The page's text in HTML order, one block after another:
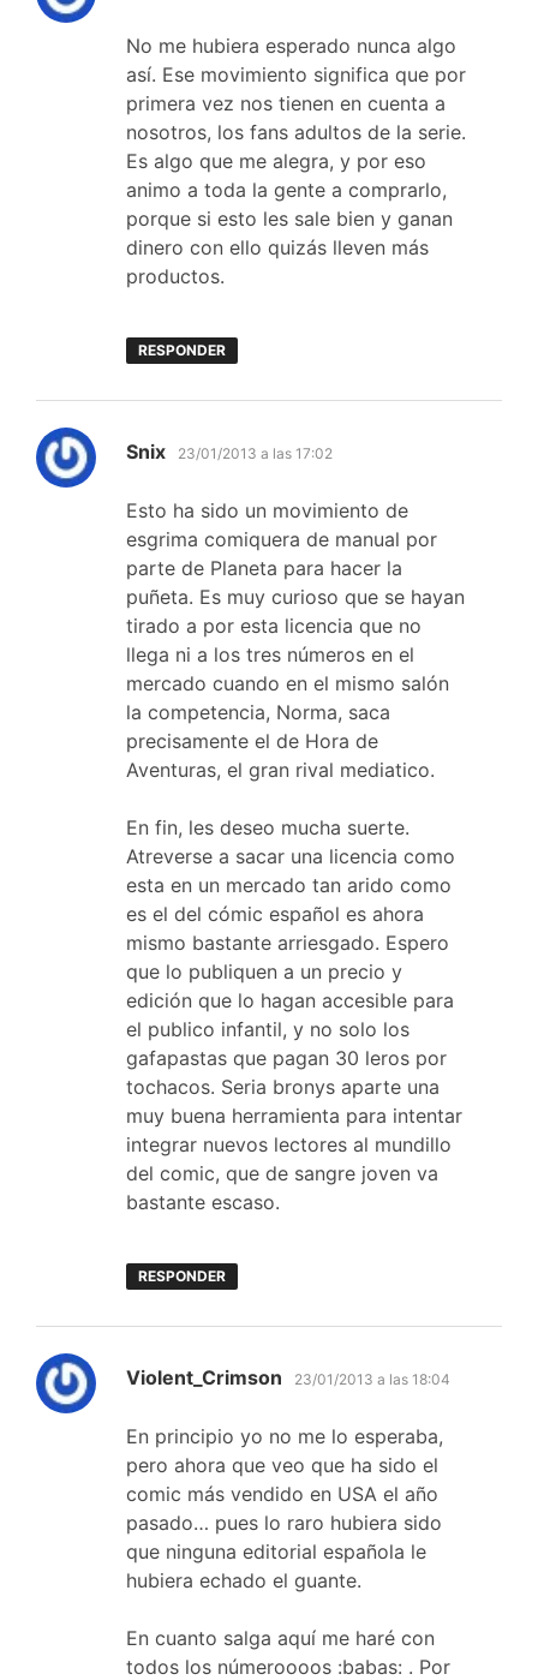
No me hubiera esperado nunca algo
así. Ese movimiento significa que por
primera vez nos tienen en cuenta a
nosotros, los fans adultos de la serie.
Es algo que me alegra, y por eso
animo a toda la gente a comprarlo,
porque si esto les sale bien y ganan
dinero con ello quizás lleven más
productos.
RESPONDER
Snix dice:
23/01/2013 a las 17:02
Esto ha sido un movimiento de
esgrima comiquera de manual por
parte de Planeta para hacer la
puñeta. Es muy curioso que se hayan
tirado a por esta licencia que no
llega ni a los tres números en el
mercado cuando en el mismo salón
la competencia, Norma, saca
precisamente el de Hora de
Aventuras, el gran rival mediatico.
En fin, les deseo mucha suerte.
Atreverse a sacar una licencia como
esta en un mercado tan arido como
es el del cómic español es ahora
mismo bastante arriesgado. Espero
que lo publiquen a un precio y
edición que lo hagan accesible para
el publico infantil, y no solo los
gafapastas que pagan 30 leros por
tochacos. Seria bronys aparte una
muy buena herramienta para intentar
integrar nuevos lectores al mundillo
del comic, que de sangre joven va
bastante escaso.
RESPONDER
Violent_Crimson dice:
23/01/2013 a las 18:04
En principio yo no me lo esperaba,
pero ahora que veo que ha sido el
comic más vendido en USA el año
pasado… pues lo raro hubiera sido
que ninguna editorial española le
hubiera echado el guante.
En cuanto salga aquí me haré con
todos los númeroooos :babas: . Por